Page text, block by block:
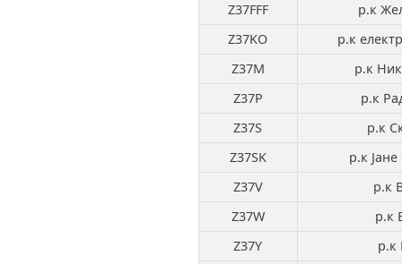
Z37FFF
р.к
Z37KO
р.к
Z37M
р.к
Z37P
р.к
Z37S
р.к
Z37SK
р.к
Z37V
р.к
Z37W
р.к
Z37Y
р.к